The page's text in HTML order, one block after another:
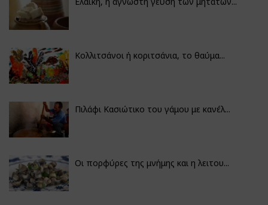
Κολλιτσάνοι ή κοριτσάνια, το θαύμα...
Πιλάφι Κασιώτικο του γάμου με κανέλ...
Οι πορφύρες της μνήμης και η λειτου...